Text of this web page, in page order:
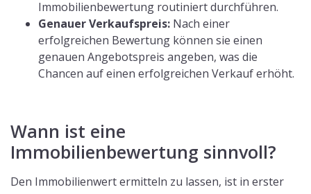
Immobilienbewertung routiniert durchführen.
Genauer Verkaufspreis: Nach einer
erfolgreichen Bewertung können sie einen
genauen Angebotspreis angeben, was die
Chancen auf einen erfolgreichen Verkauf erhöht.
Wann ist eine
Immobilienbewertung sinnvoll?
Den Immobilienwert ermitteln zu lassen, ist in erster